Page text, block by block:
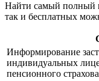
Найти самый полный
так и бесплатных
Информирование
индивидуальных
пенсионного